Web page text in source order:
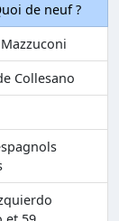
de neuf ?
Collesano